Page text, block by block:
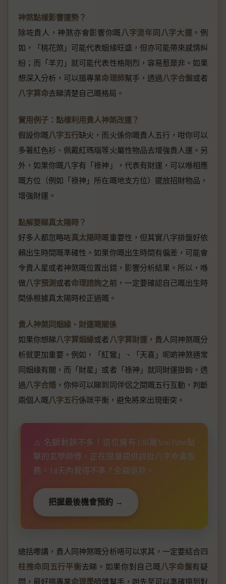
神煞點樣影響運勢？
除咗貴人，神煞亦會影響你嘅八字流年同 八字大運 。例
如，「桃花煞」可能代表姻緣旺盛，但亦可能帶來感情糾
紛；而「羊刃」就可能代表性格剛烈，容易惹是非。如果
想深入分析，可以搵專業命理師幫手，透過八字合盤或者
八字算命去睇清楚自己嘅格局。
實用例子：點樣利用貴人神煞改運？
假設你嘅八字五行缺火，而火係你嘅貴人五行，咁你可以
多著紅色衫、佩戴紅瑪瑙等火屬性物品去增強貴人運。另
外，如果你嘅八字有「祿神」，代表有財運，可以喺相應
嘅方位（例如「祿神」所在嘅地支方位）擺放招財物品，
增強財運。
點解要睇真太陽時？
好多人都忽略咗真太陽時嘅重要性，但其實八字排盤好依
賴出生時間嘅準確性。如果你嘅出生時間有偏差，可能會
令貴人星或者神煞嘅位置出錯，影響分析結果。所以，喺
做八字預測 或者命理諮詢之前，一定要確認自己嘅出生時
間係根據真太陽時校正過嘅。
貴人神煞同姻緣、財運嘅關係
如果你想睇八字算姻緣或者八字算財運，貴人同神煞嘅分
析就更加重要。例如，「紅鸞」、「天喜」呢啲神煞通常
同姻緣有關，而「財星」或者「祿神」就同財運掛鉤。透
過八字合婚 ，你仲可以睇到同伴侶之間嘅五行互動，判斷
兩個人嘅八字五行係咪平衡，避免將來出現衝突。
⚠️ 名額剩餘不多！這位擁有130萬YouTube點
擊的玄學師傅，正在限量提供詳批八字命書服
務。14天內覺得不準？全額退款。
把握最後機會預約 →
總括嚟講，貴人同神煞嘅分析唔可以求其，一定要結合四
柱推命 同 五行平衡去睇。如果你對自己嘅八字命盤有疑
問，最好搵專業命理學師傅幫手，咁先至可以準確搵到對